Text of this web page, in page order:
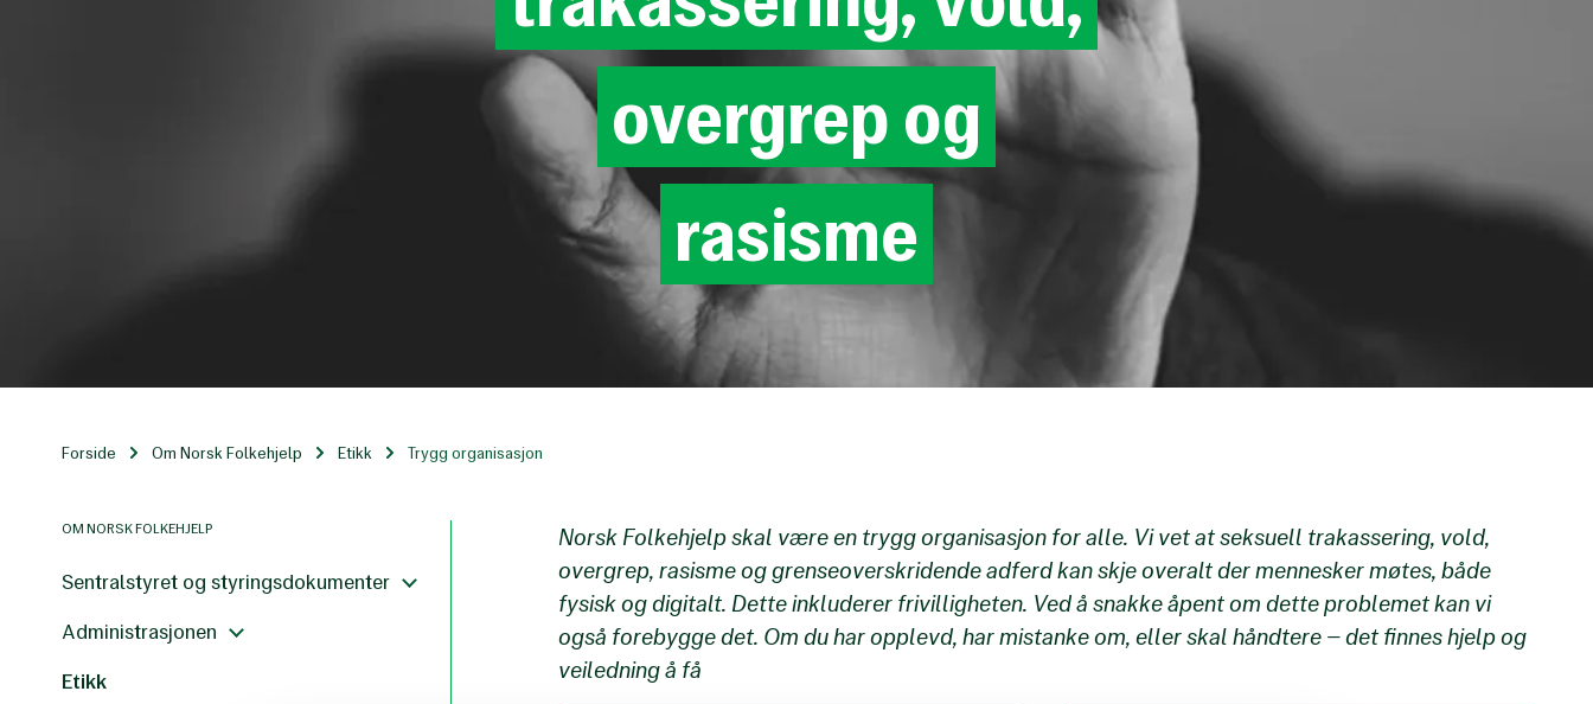
overgrepog
rasisme
Forside Om Norsk Folkehjelp Etikk Trygg organisasjon
OM NORSK FOLKEHJELP
Sentralstyret og styringsdokumenter
Administrasjonen
Etikk
Norsk Folkehjelp skal være en trygg organisasjon for alle. Vi vet at seksuell trakassering, vold,
overgrep, rasisme og grenseoverskridende adferd kan skje overalt der mennesker møtes, både
fysisk og digitalt. Dette inkluderer frivilligheten. Ved å snakke åpent om dette problemet kan vi
også forebygge det. Om du har opplevd, har mistanke om, eller skal håndtere – det finnes hjelp og
veiledning å få